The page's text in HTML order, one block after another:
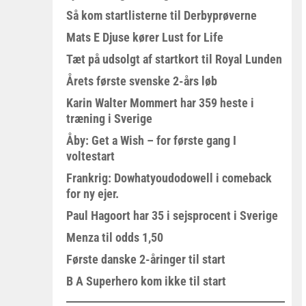
Så kom startlisterne til Derbyprøverne
Mats E Djuse kører Lust for Life
Tæt på udsolgt af startkort til Royal Lunden
Årets første svenske 2-års løb
Karin Walter Mommert har 359 heste i
træning i Sverige
Åby: Get a Wish – for første gang I
voltestart
Frankrig: Dowhatyoudodowell i comeback
for ny ejer.
Paul Hagoort har 35 i sejsprocent i Sverige
Menza til odds 1,50
Første danske 2-åringer til start
B A Superhero kom ikke til start